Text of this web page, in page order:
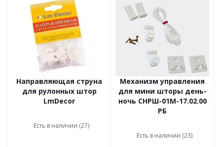
Направляющая струна
для рулонных штор
LmDecor
Есть в наличии (27)
Механизм управления
для мини шторы день-
ночь СНРШ-01М-17.02.00
РБ
Есть в наличии (23)